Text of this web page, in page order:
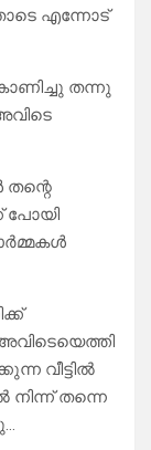
എന്നോട്
തന്നു
പോയി
വീട്ടിൽ
നിന്ന് തന്നെ